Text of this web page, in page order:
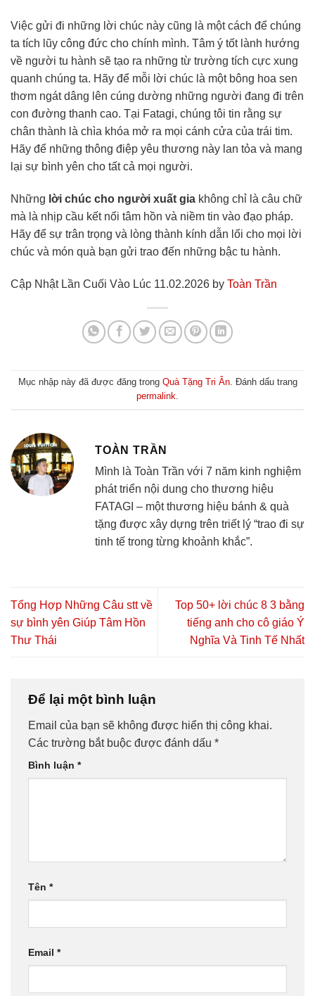
Việc gửi đi những lời chúc này cũng là một cách để chúng
ta tích lũy công đức cho chính mình. Tâm ý tốt lành hướng
về người tu hành sẽ tạo ra những từ trường tích cực xung
quanh chúng ta. Hãy để mỗi lời chúc là một bông hoa sen
thơm ngát dâng lên cúng dường những người đang đi trên
con đường thanh cao. Tại Fatagi, chúng tôi tin rằng sự
chân thành là chìa khóa mở ra mọi cánh cửa của trái tim.
Hãy để những thông điệp yêu thương này lan tỏa và mang
lại sự bình yên cho tất cả mọi người.
Những lời chúc cho người xuất gia không chỉ là câu chữ
mà là nhịp cầu kết nối tâm hồn và niềm tin vào đạo pháp.
Hãy để sự trân trọng và lòng thành kính dẫn lối cho mọi lời
chúc và món quà bạn gửi trao đến những bậc tu hành.
Cập Nhật Lần Cuối Vào Lúc 11.02.2026 by Toàn Trần
Mục nhập này đã được đăng trong Quà Tặng Tri Ân. Đánh dấu trang
permalink
TOÀN TRẦN
Mình là Toàn Trần với 7 năm kinh nghiệm
phát triển nội dung cho thương hiệu
FATAGI – một thương hiệu bánh & quà
tặng được xây dựng trên triết lý “trao đi sự
tinh tế trong từng khoảnh khắc”.
Tổng Hợp Những Câu stt về
sự bình yên Giúp Tâm Hồn
Thư Thái
Top 50+ lời chúc 8 3 bằng
tiếng anh cho cô giáo Ý
Nghĩa Và Tinh Tế Nhất
Để lại một bình luận
Email của bạn sẽ không được hiển thị công khai.
Các trường bắt buộc được đánh dấu *
Bình luận *
Tên *
Email *